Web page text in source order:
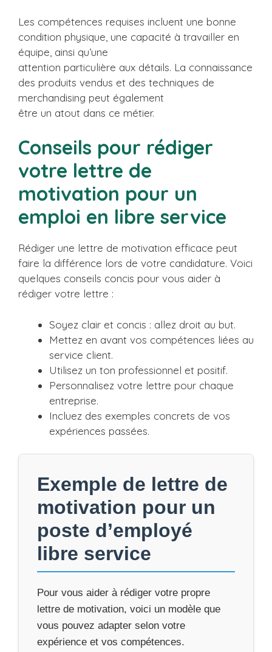
Les compétences requises incluent une bonne
condition physique, une capacité à travailler en
équipe, ainsi qu’une
attention particulière aux détails. La connaissance
des produits vendus et des techniques de
merchandising peut également
être un atout dans ce métier.
Conseils pour rédiger
votre lettre de
motivation pour un
emploi en libre service
Rédiger une lettre de motivation efficace peut
faire la différence lors de votre candidature. Voici
quelques conseils concis pour vous aider à
rédiger votre lettre :
Soyez clair et concis : allez droit au but.
Mettez en avant vos compétences liées au
service client.
Utilisez un ton professionnel et positif.
Personnalisez votre lettre pour chaque
entreprise.
Incluez des exemples concrets de vos
expériences passées.
Exemple de lettre de
motivation pour un
poste d’employé
libre service
Pour vous aider à rédiger votre propre
lettre de motivation, voici un modèle que
vous pouvez adapter selon votre
expérience et vos compétences.